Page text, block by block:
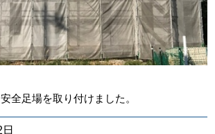
全足場を取り付けました。